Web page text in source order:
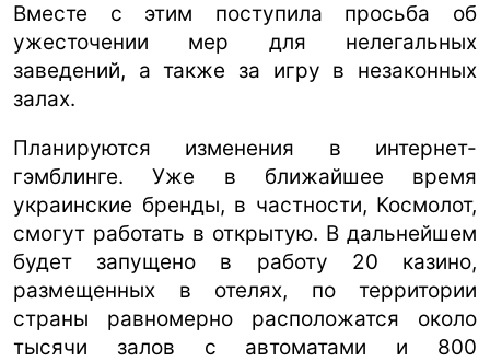
архив
gambling
Вместе с этим поступила просьба об
ужесточении мер для нелегальных
заведений, а также за игру в незаконных
залах.
Планируются изменения в интернет-
гэмблинге. Уже в ближайшее время
украинские бренды, в частности, Космолот,
смогут работать в открытую. В дальнейшем
будет запущено в работу 20 казино,
размещенных в отелях, по территории
страны равномерно расположатся около
тысячи залов с автоматами и 800